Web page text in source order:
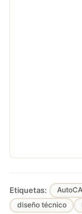
Etiquetas:
diseño técnico